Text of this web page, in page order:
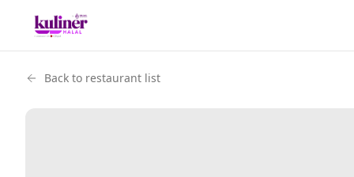
Back to restaurant list